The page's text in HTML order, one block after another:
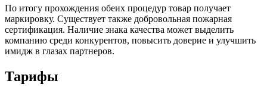
По итогу прохождения обеих процедур товар получает
маркировку. Существует также добровольная пожарная
сертификация. Наличие знака качества может выделить
компанию среди конкурентов, повысить доверие и улучшить
имидж в глазах партнеров.
Тарифы